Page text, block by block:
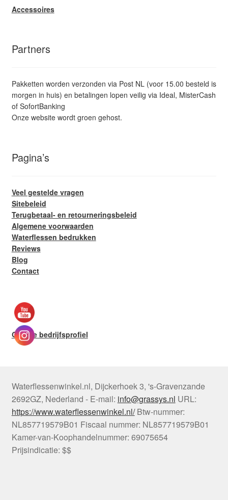
Accessoires
Partners
Pakketten worden verzonden via Post NL (voor 15.00 besteld is
morgen in huis) en betalingen lopen veilig via Ideal, MisterCash
of SofortBanking
Onze website wordt groen gehost.
Pagina’s
Veel gestelde vragen
Sitebeleid
Terugbetaal- en retourneringsbeleid
Algemene voorwaarden
Waterflessen bedrukken
Reviews
Blog
Contact
Google bedrijfsprofiel
Waterflessenwinkel.nl, Dijckerhoek 3, 's-Gravenzande
2692GZ, Nederland - E-mail: info@grassys.nl URL:
https://www.waterflessenwinkel.nl/ Btw-nummer:
NL857719579B01 Fiscaal nummer: NL857719579B01
Kamer-van-Koophandelnummer: 69075654
Prijsindicatie: $$